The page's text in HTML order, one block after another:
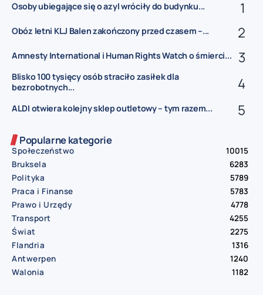
Osoby ubiegające się o azyl wróciły do budynku...
Obóz letni KLJ Balen zakończony przed czasem –...
Amnesty International i Human Rights Watch o śmierci...
Blisko 100 tysięcy osób straciło zasiłek dla
bezrobotnych...
ALDI otwiera kolejny sklep outletowy – tym razem...
Popularne kategorie
Społeczeństwo
10015
Bruksela
6283
Polityka
5789
Praca i Finanse
5783
Prawo i Urzędy
4778
Transport
4255
Świat
2275
Flandria
1316
Antwerpen
1240
Walonia
1182